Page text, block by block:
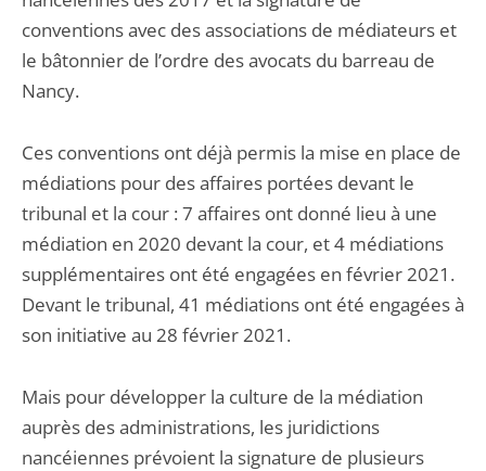
conventions avec des associations de médiateurs et
le bâtonnier de l’ordre des avocats du barreau de
Nancy.
Ces conventions ont déjà permis la mise en place de
médiations pour des affaires portées devant le
tribunal et la cour : 7 affaires ont donné lieu à une
médiation en 2020 devant la cour, et 4 médiations
supplémentaires ont été engagées en février 2021.
Devant le tribunal, 41 médiations ont été engagées à
son initiative au 28 février 2021.
Mais pour développer la culture de la médiation
auprès des administrations, les juridictions
nancéiennes prévoient la signature de plusieurs